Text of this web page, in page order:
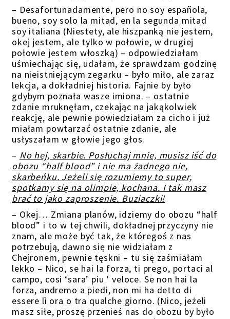
– Desafortunadamente, pero no soy española,
bueno, soy solo la mitad, en la segunda mitad
soy italiana (Niestety, ale hiszpanką nie jestem,
okej jestem, ale tylko w połowie, w drugiej
połowie jestem włoszką) – odpowiedziałam
uśmiechając się, udałam, że sprawdzam godzinę
na nieistniejącym zegarku – było miło, ale zaraz
lekcja, a dokładniej historia. Fajnie by było
gdybym poznała wasze imiona. – ostatnie
zdanie mruknęłam, czekając na jakąkolwiek
reakcję, ale pewnie powiedziałam za cicho i już
miałam powtarzać ostatnie zdanie, ale
usłyszałam w głowie jego głos.
– No hej, skarbie. Posłuchaj mnie, musisz iść do
obozu “half blood” i nie ma żadnego nie,
skarbeńku. Jeżeli się rozumiemy to super,
spotkamy się na olimpie, kochana. I tak masz
brać to jako zaproszenie. Buziaczki!
– Okej… Zmiana planów, idziemy do obozu “half
blood” i to w tej chwili, dokładnej przyczyny nie
znam, ale może być tak, że któregoś z nas
potrzebują, dawno się nie widziałam z
Chejronem, pewnie tęskni – tu się zaśmiałam
lekko – Nico, se hai la forza, ti prego, portaci al
campo, cosi ‘sara’ piu ‘ veloce. Se non hai la
forza, andremo a piedi, non mi ha detto di
essere lì ora o tra qualche giorno. (Nico, jeżeli
masz siłe, proszę przenieś nas do obozu by było